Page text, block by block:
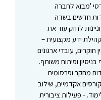
קורסי 'מבוא לחברה
חדשים בשדה
לחזק עוד את
קהילת ידע מקצועית –
חוקרים, עובדי ארגונים
ופיתוח משותף.
מחקר ופרסומים
אקדמיים, שילוב
- פעילות ציבורית